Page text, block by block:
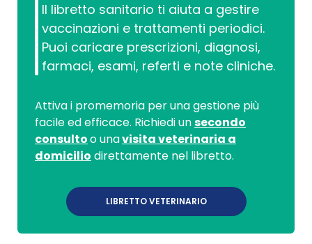
Il libretto sanitario ti aiuta a gestire
vaccinazioni e trattamenti periodici.
Puoi caricare prescrizioni, diagnosi,
farmaci, esami, referti e note cliniche.
Attiva i promemoria per una gestione più
facile ed efficace. Richiedi unsecondo
consultoo unavisita veterinaria a
domicilio direttamente nel libretto.
LIBRETTO VETERINARIO